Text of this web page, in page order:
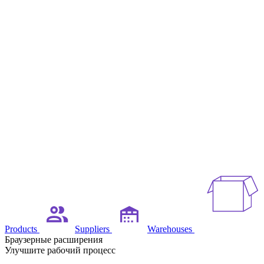
Products Suppliers Warehouses
Браузерные расширения
Улучшите рабочий процесс